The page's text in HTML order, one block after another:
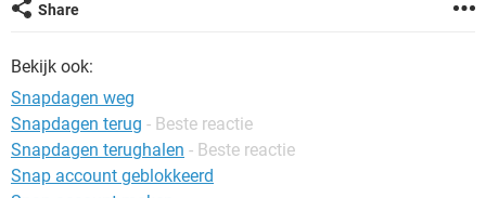
Share
Bekijk ook:
Snapdagen weg
Snapdagen terug - Beste reactie
Snapdagen terughalen - Beste reactie
Snap account geblokkeerd